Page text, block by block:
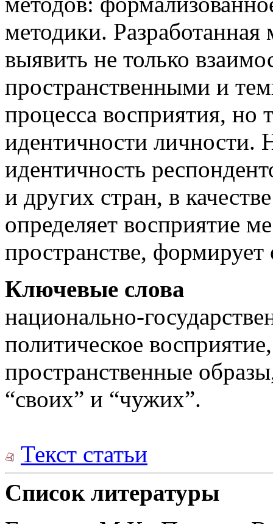
методики. Разработанная
выявить не только
пространственными и
процесса восприятия, но
идентичности личности.
идентичность
и других стран, в
определяет восприятие
пространстве,
Ключевые слова
национально-
политическое
пространственные
“своих” и “чужих”.
Текст статьи
Список литературы